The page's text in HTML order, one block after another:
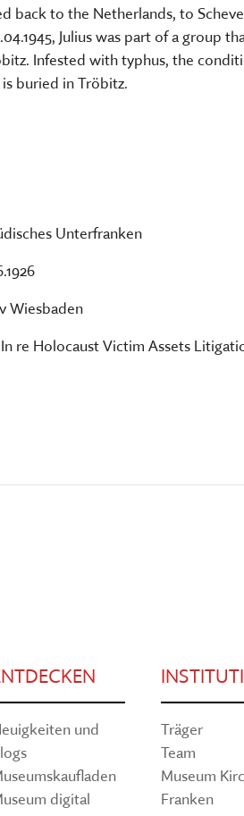
back to the Netherlands, to
Julius was part of a
Infested with typhus, the
is buried in Tröbitz.
Unterfranken
Wiesbaden
re Holocaust Victim Assets
und
digital
Träger
Team
Museum
Franken